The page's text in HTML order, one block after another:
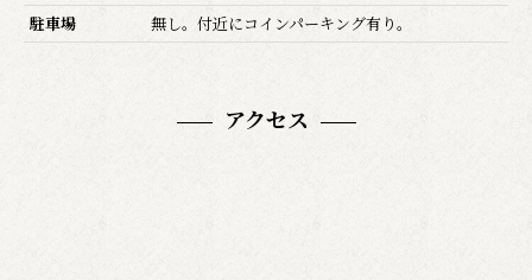
駐車場
無し。付近にコインパーキング有り。
アクセス